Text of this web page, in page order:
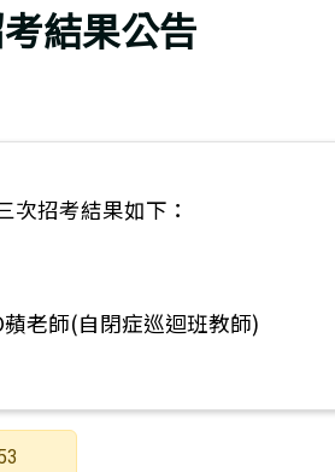
結果公告
學年度代理教師甄選公告(一
次招考結果如下：
老師(自閉症巡迴班教師)